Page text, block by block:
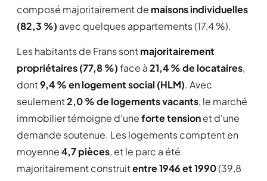
composé majoritairement de maisons individuelles
(82,3 %) avec quelques appartements (17,4 %).
Les habitants de Frans sontmajoritairement
propriétaires (77,8 %)face à21,4 % de locataires,
dont9,4 % en logement social (HLM). Avec
seulement2,0 % de logements vacants, le marché
immobilier témoigne d'uneforte tensionet d'une
demande soutenue. Les logements comptent en
moyenne4,7 pièces, et le parc a été
majoritairement construitentre 1946 et 1990(39,8